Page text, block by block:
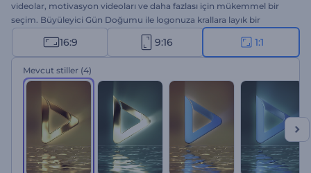
videolar, motivasyon videoları ve daha fazlası için mükemmel bir
seçim. Büyüleyici Gün Doğumu ile logonuza krallara layık bir
görünüm kazandırın. Bu sinematik şablonu hemen deneyin.
16:9 9:16 1:1
Mevcut stiller (4)